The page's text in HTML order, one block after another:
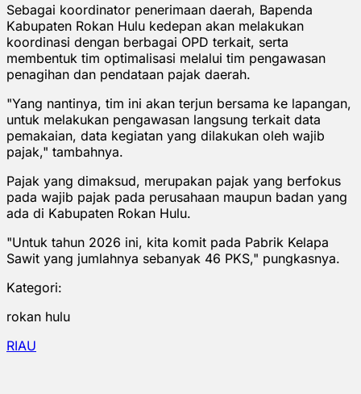
Sebagai koordinator penerimaan daerah, Bapenda
Kabupaten Rokan Hulu kedepan akan melakukan
koordinasi dengan berbagai OPD terkait, serta
membentuk tim optimalisasi melalui tim pengawasan
penagihan dan pendataan pajak daerah.
"Yang nantinya, tim ini akan terjun bersama ke lapangan,
untuk melakukan pengawasan langsung terkait data
pemakaian, data kegiatan yang dilakukan oleh wajib
pajak," tambahnya.
Pajak yang dimaksud, merupakan pajak yang berfokus
pada wajib pajak pada perusahaan maupun badan yang
ada di Kabupaten Rokan Hulu.
"Untuk tahun 2026 ini, kita komit pada Pabrik Kelapa
Sawit yang jumlahnya sebanyak 46 PKS," pungkasnya.
Kategori:
rokan hulu
RIAU